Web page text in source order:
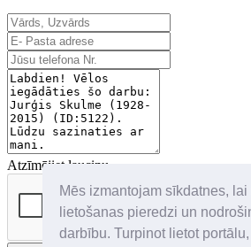
Mēs izmantojam sīkdatnes,
lietošanas pieredzi un
darbību. Turpinot lietot
Atzīmējiet lauciņu